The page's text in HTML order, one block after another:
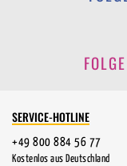
SERVICE-HOTLINE
+49 800 884 56 77
Kostenlos aus Deutschland